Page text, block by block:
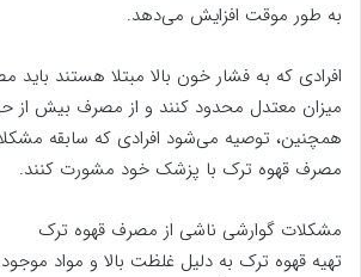
به طور موقت افزایش می‌دهد.
افرادی که به فشار خون بالا مبتلا هستند باید
میزان معتدل محدود کنند و از مصرف بیش از
همچنین، توصیه می‌شود افرادی که سابقه
مصرف قهوه ترک با پزشک خود مشورت کنند.
مشکلات گوارشی ناشی از مصرف قهوه ترک
تهیه قهوه ترک به دلیل غلظت بالا و مواد